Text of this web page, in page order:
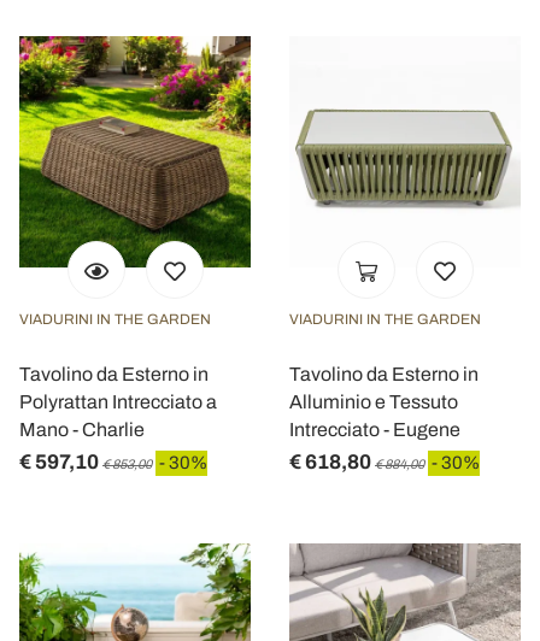
VIADURINI IN THE GARDEN
Tavolino da Esterno in
Polyrattan Intrecciato a
Mano - Charlie
€ 597,10 € 853,00 - 30%
VIADURINI IN THE GARDEN
Tavolino da Esterno in
Alluminio e Tessuto
Intrecciato - Eugene
€ 618,80 € 884,00 - 30%